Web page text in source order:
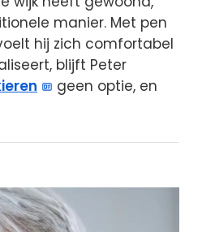
manier. Met pen
hij zich comfortabel
blijft Peter
geen optie, en